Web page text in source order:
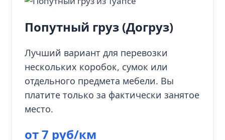
Попутный груз (Догруз)
Лучший вариант для перевозки
нескольких коробок, сумок или
отдельного предмета мебели. Вы
платите только за фактически занятое
место.
от 7 руб/км